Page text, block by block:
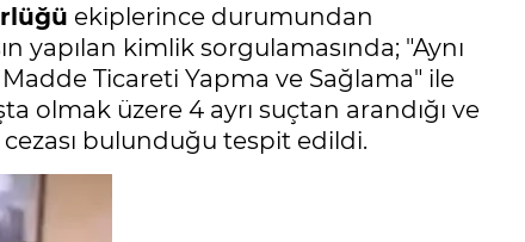
ekiplerince durumundan
yapılan kimlik sorgulamasında; "Aynı
Ticareti Yapma ve Sağlama" ile
olmak üzere 4 ayrı suçtan arandığı ve
cezası bulunduğu tespit edildi.